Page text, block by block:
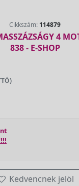
Cikkszám: 114879
4
838 - E-SHOP
Kedvencnek jelöl